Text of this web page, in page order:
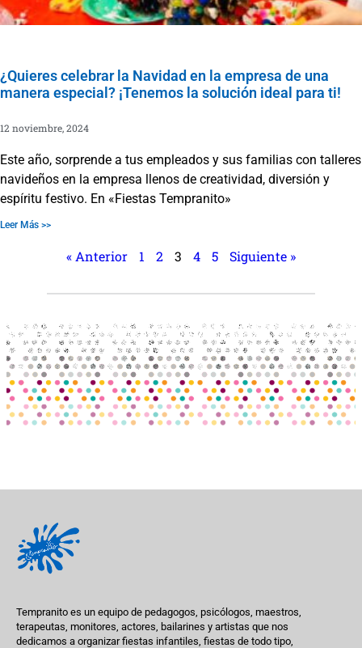
¿Quieres celebrar la Navidad en la empresa de una
manera especial? ¡Tenemos la solución ideal para ti!
12 noviembre, 2024
Este año, sorprende a tus empleados y sus familias con talleres
navideños en la empresa llenos de creatividad, diversión y
espíritu festivo. En «Fiestas Tempranito»
Leer Más >>
« Anterior 1 2 3 4 5 Siguiente »
Tempranito es un equipo de pedagogos, psicólogos, maestros,
terapeutas, monitores, actores, bailarines y artistas que nos
dedicamos a organizar fiestas infantiles, fiestas de todo tipo,